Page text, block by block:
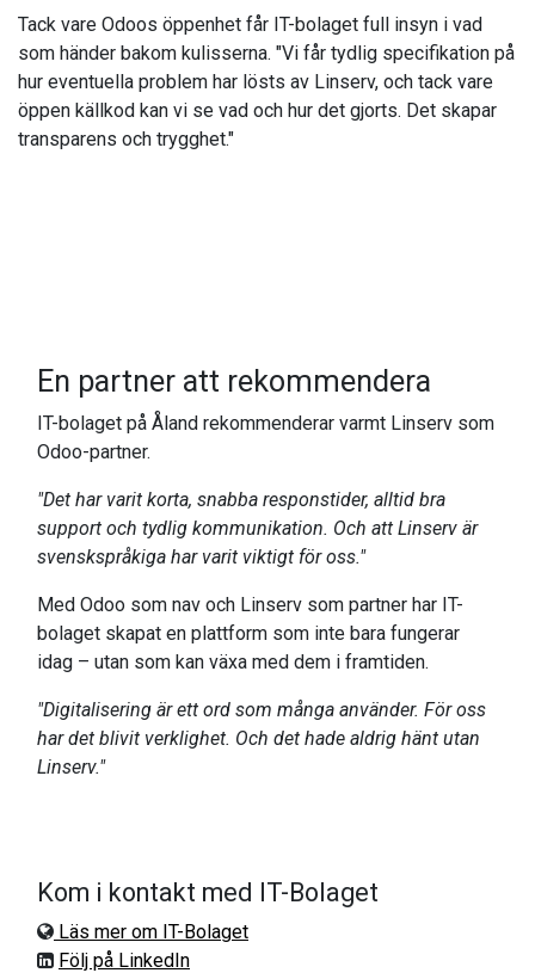
Tack vare Odoos öppenhet får IT-bolaget full insyn i vad
som händer bakom kulisserna. "Vi får tydlig specifikation på
hur eventuella problem har lösts av Linserv, och tack vare
öppen källkod kan vi se vad och hur det gjorts. Det skapar
transparens och trygghet."
En partner att rekommendera
IT-bolaget på Åland rekommenderar varmt Linserv som
Odoo-partner.
"Det har varit korta, snabba responstider, alltid bra
support och tydlig kommunikation. Och att Linserv är
svenskspråkiga har varit viktigt för oss."
Med Odoo som nav och Linserv som partner har IT-
bolaget skapat en plattform som inte bara fungerar
idag – utan som kan växa med dem i framtiden.
"Digitalisering är ett ord som många använder. För oss
har det blivit verklighet. Och det hade aldrig hänt utan
Linserv."
Kom i kontakt med IT-Bolaget
Läs mer om IT-Bolaget
Följ på LinkedIn